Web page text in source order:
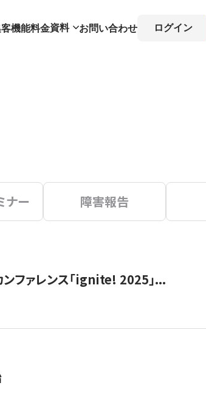
機能料金資料 お問い合わせ ログイン
ナー 障害報告
ファレンス「ignite! 2025」...